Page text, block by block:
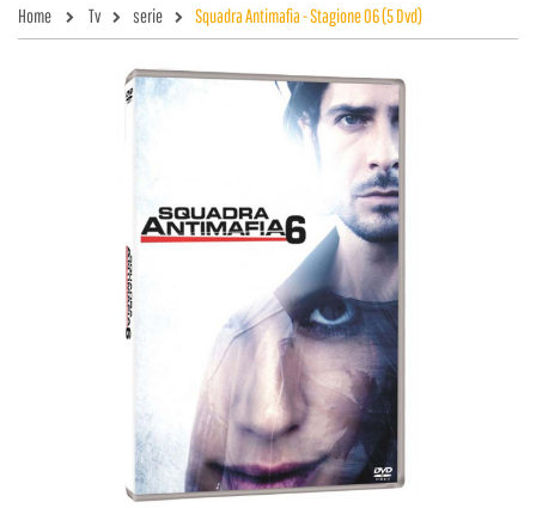
Home Tv serie Squadra Antimafia - Stagione 06 (5 Dvd)